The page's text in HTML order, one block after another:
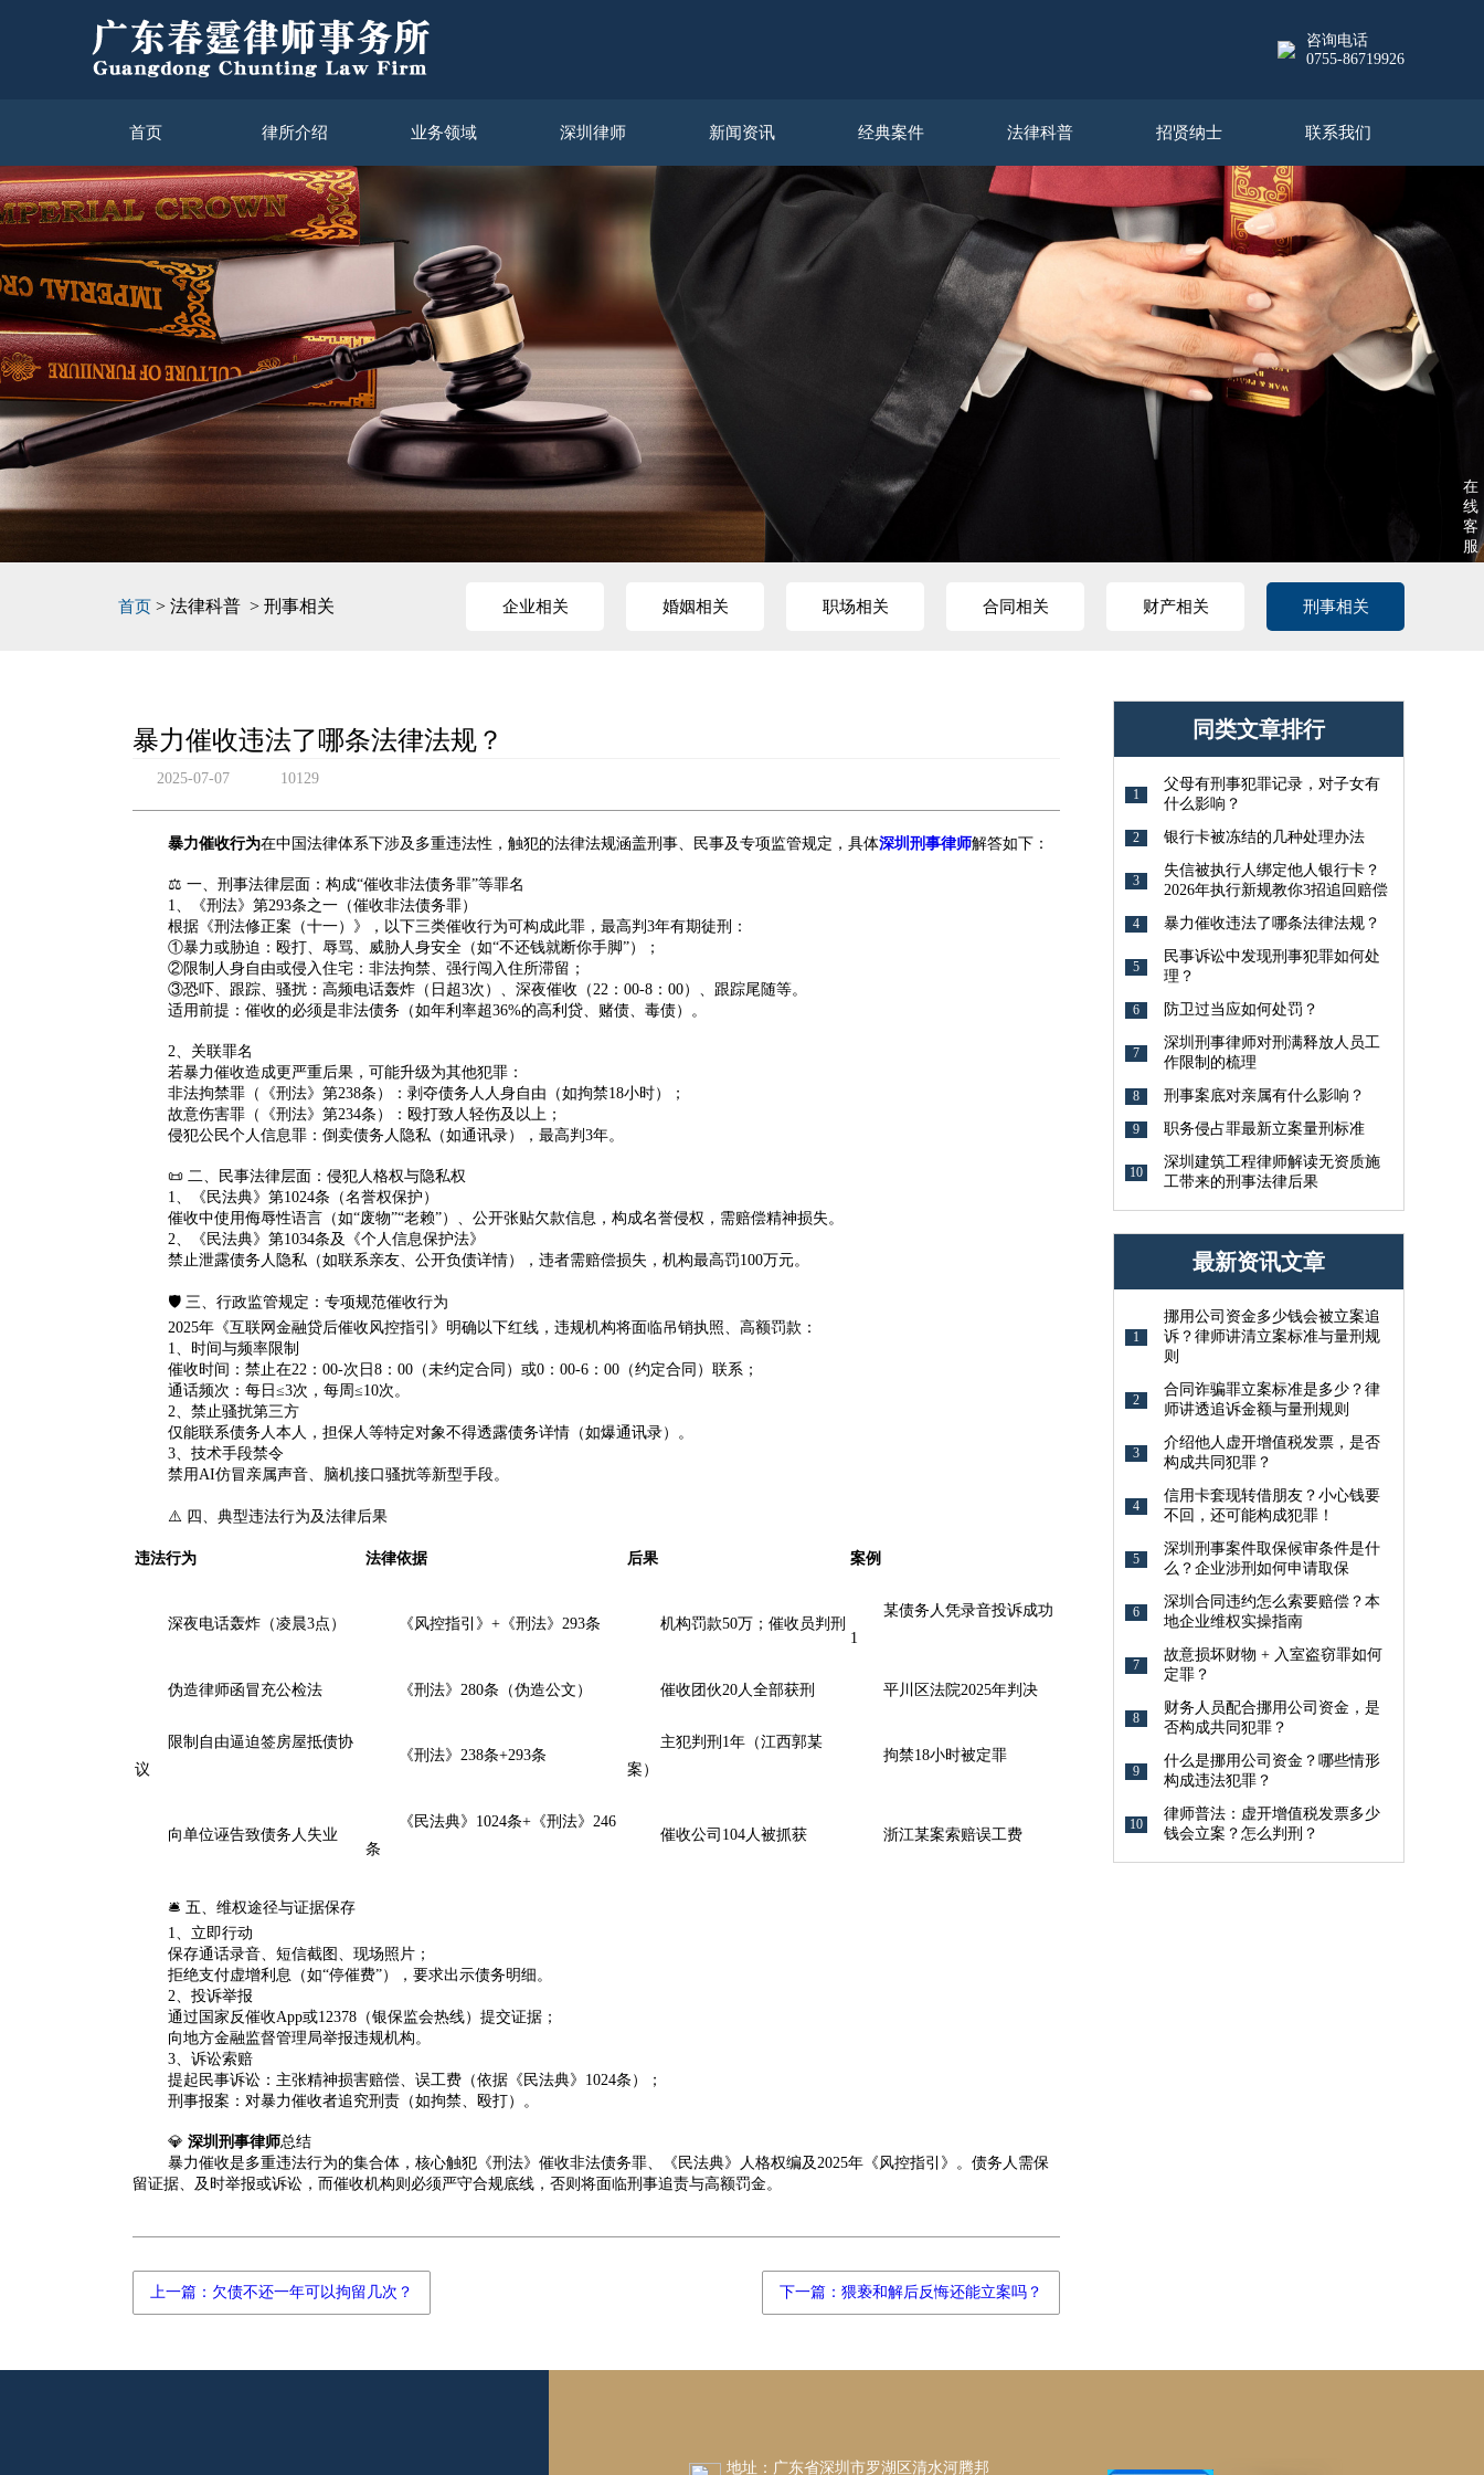
咨询电话
0755-86719926
首页 律所介绍 业务领域 深圳律师 新闻资讯 经典案件 法律科普 招贤纳士 联系我们
首页 > 法律科普 > 刑事相关 企业相关 婚姻相关 职场相关 合同相关 财产相关 刑事相关
暴力催收违法了哪条法律法规？
2025-07-07 10129
暴力催收行为在中国法律体系下涉及多重违法性，触犯的法律法规涵盖刑事、民事及专项监管规定，具体深圳刑事律师解答如下：
⚖️ 一、刑事法律层面：构成“催收非法债务罪”等罪名
1、《刑法》第293条之一（催收非法债务罪）
根据《刑法修正案（十一）》，以下三类催收行为可构成此罪，最高判3年有期徒刑：
①暴力或胁迫 ：殴打、辱骂、威胁人身安全（如“不还钱就断你手脚”）
；
②限制人身自由或侵入住宅 ：非法拘禁、强行闯入住所滞留 ；
③恐吓、跟踪、骚扰 ：高频电话轰炸（日超3次）、深夜催收（22：00-8：00）、跟踪尾随等。
适用前提 ：催收的必须是非法债务 （如年利率超36%的高利贷、赌债、毒债） 。
2、关联罪名
若暴力催收造成更严重后果，可能升级为其他犯罪：
非法拘禁罪（《刑法》第238条）：剥夺债务人人身自由（如拘禁18小时）；
故意伤害罪（《刑法》第234条）：殴打致人轻伤及以上；
侵犯公民个人信息罪：倒卖债务人隐私（如通讯录），最高判3年。
📜 二、民事法律层面：侵犯人格权与隐私权
1、《民法典》第1024条（名誉权保护）
催收中使用侮辱性语言（如“废物”“老赖”）、公开张贴欠款信息，构成名誉侵权，需赔偿精神损失。
2、《民法典》第1034条及《个人信息保护法》
禁止泄露债务人隐私（如联系亲友、公开负债详情），违者需赔偿损失，机构最高罚100万元。
🛡️ 三、行政监管规定：专项规范催收行为
2025年《互联网金融贷后催收风控指引》明确以下红线，违规机构将面临吊销执照、高额罚款：
1、时间与频率限制
催收时间：禁止在22：00-次日8：00（未约定合同）或0：00-6：00（约定合同）联系；
通话频次：每日≤3次，每周≤10次。
2、禁止骚扰第三方
仅能联系债务人本人，担保人等特定对象不得透露债务详情（如爆通讯录）。
3、技术手段禁令
禁用AI仿冒亲属声音、脑机接口骚扰等新型手段。
⚠️ 四、典型违法行为及法律后果
违法行为 法律依据 后果 案例
深夜电话轰炸（凌晨3点） 《风控指引》+《刑法》293条 机构罚款50万；催收员判刑
某债务人凭录音投诉成功
1
伪造律师函冒充公检法 《刑法》280条（伪造公文） 催收团伙20人全部获刑 平川区法院2025年判决
限制自由逼迫签房屋抵债协
议
《刑法》238条+293条
主犯判刑1年（江西郭某
案）
拘禁18小时被定罪
向单位诬告致债务人失业
《民法典》1024条+《刑法》246
条
催收公司104人被抓获 浙江某案索赔误工费
🛎️ 五、维权途径与证据保存
1、立即行动
保存通话录音、短信截图、现场照片；
拒绝支付虚增利息（如“停催费”），要求出示债务明细。
2、投诉举报
通过国家反催收App或12378（银保监会热线）提交证据；
向地方金融监督管理局举报违规机构。
3、诉讼索赔
提起民事诉讼：主张精神损害赔偿、误工费（依据《民法典》1024条）；
刑事报案：对暴力催收者追究刑责（如拘禁、殴打）。
💎 深圳刑事律师总结
暴力催收是多重违法行为的集合体，核心触犯《刑法》催收非法债务罪、《民法典》人格权编及2025年《风控指引》。债务人需保
留证据、及时举报或诉讼，而催收机构则必须严守合规底线，否则将面临刑事追责与高额罚金。
上一篇：欠债不还一年可以拘留几次？ 下一篇：猥亵和解后反悔还能立案吗？
同类文章排行
1
父母有刑事犯罪记录，对子女有
什么影响？
2 银行卡被冻结的几种处理办法
3
失信被执行人绑定他人银行卡？
2026年执行新规教你3招追回赔偿
4 暴力催收违法了哪条法律法规？
5
民事诉讼中发现刑事犯罪如何处
理？
6 防卫过当应如何处罚？
7
深圳刑事律师对刑满释放人员工
作限制的梳理
8 刑事案底对亲属有什么影响？
9 职务侵占罪最新立案量刑标准
10
深圳建筑工程律师解读无资质施
工带来的刑事法律后果
最新资讯文章
1
挪用公司资金多少钱会被立案追
诉？律师讲清立案标准与量刑规
则
2
合同诈骗罪立案标准是多少？律
师讲透追诉金额与量刑规则
3
介绍他人虚开增值税发票，是否
构成共同犯罪？
4
信用卡套现转借朋友？小心钱要
不回，还可能构成犯罪！
5
深圳刑事案件取保候审条件是什
么？企业涉刑如何申请取保
6
深圳合同违约怎么索要赔偿？本
地企业维权实操指南
7
故意损坏财物 + 入室盗窃罪如何
定罪？
8
财务人员配合挪用公司资金，是
否构成共同犯罪？
9
什么是挪用公司资金？哪些情形
构成违法犯罪？
10
律师普法：虚开增值税发票多少
钱会立案？怎么判刑？
在
线
客
服
地址：广东省深圳市罗湖区清水河腾邦